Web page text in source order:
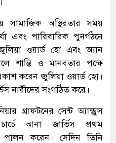
সামাজিক অস্থিরতার সময়
এবং পারিবারিক পুনর্গঠনে
ওয়ার্ড হো এবং অ্যান
শান্তি ও মানবতার পক্ষে
করেন জুলিয়া ওয়ার্ড হো।
নারীদের সংগঠিত করে।
গ্রাফটনের সেন্ট অ্যান্ড্রুস
আনা জার্ভিস প্রথম
পালন করেন। সেদিন তিনি